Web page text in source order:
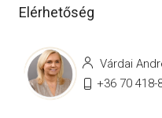
Elérhetőség
Várdai
+36 70 418-